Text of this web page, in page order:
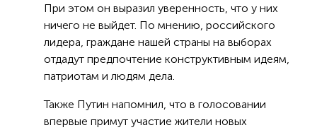
При этом он выразил уверенность, что у них
ничего не выйдет. По мнению, российского
лидера, граждане нашей страны на выборах
отдадут предпочтение конструктивным идеям,
патриотам и людям дела.
Также Путин напомнил, что в голосовании
впервые примут участие жители новых